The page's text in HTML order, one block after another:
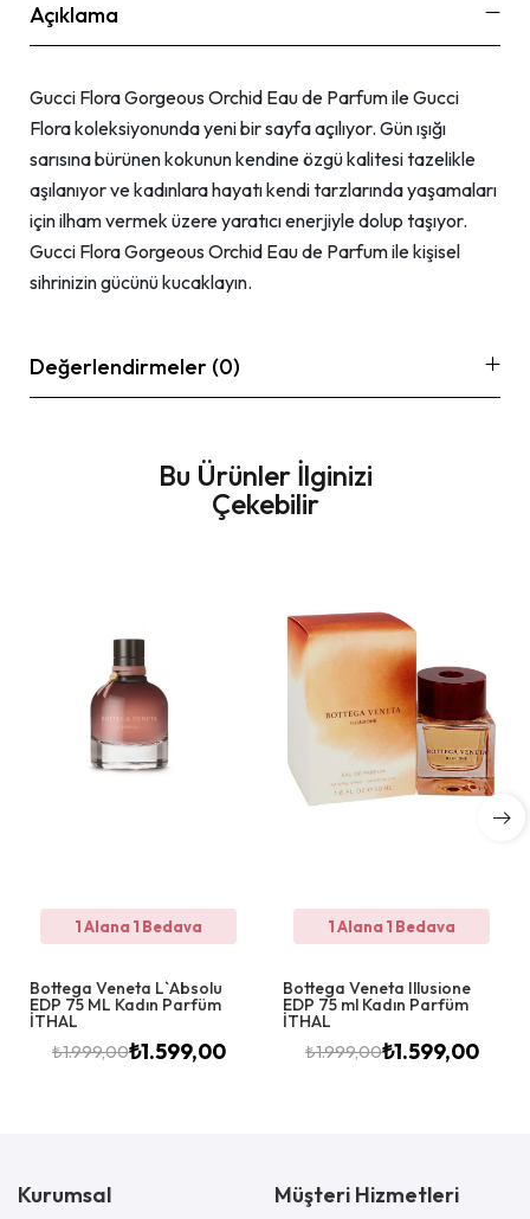
Açıklama
Gucci Flora Gorgeous Orchid Eau de Parfum ile Gucci
Flora koleksiyonunda yeni bir sayfa açılıyor. Gün ışığı
sarısına bürünen kokunun kendine özgü kalitesi tazelikle
aşılanıyor ve kadınlara hayatı kendi tarzlarında yaşamaları
için ilham vermek üzere yaratıcı enerjiyle dolup taşıyor.
Gucci Flora Gorgeous Orchid Eau de Parfum ile kişisel
sihrinizin gücünü kucaklayın.
Değerlendirmeler (0)
Bu Ürünler İlginizi
Çekebilir
1 Alana 1 Bedava
Bottega Veneta L`Absolu
EDP 75 ML Kadın Parfüm
İTHAL
₺1.999,00₺1.599,00
1 Alana 1 Bedava
Bottega Veneta Illusione
EDP 75 ml Kadın Parfüm
İTHAL
₺1.999,00₺1.599,00
Kurumsal Müşteri Hizmetleri